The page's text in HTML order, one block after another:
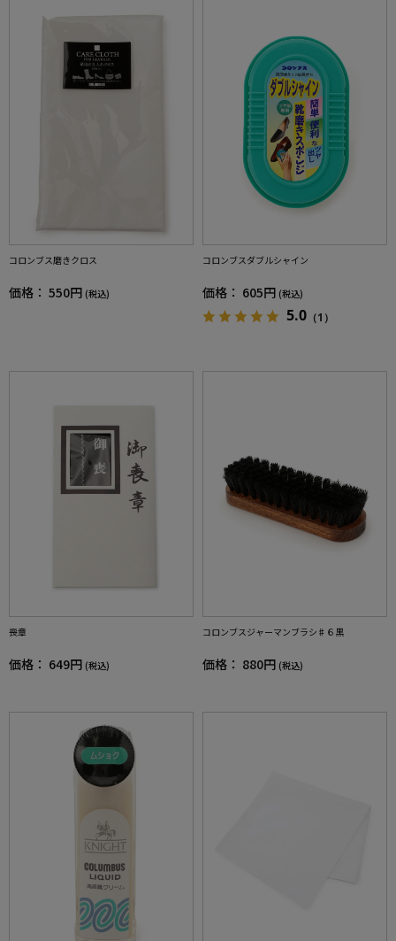
コロンブス磨きクロス
価格： 550円 (税込)
コロンブスダブルシャイン
価格： 605円 (税込)
5.0 （1）
喪章
価格： 649円 (税込)
コロンブスジャーマンブラシ♯６黒
価格： 880円 (税込)